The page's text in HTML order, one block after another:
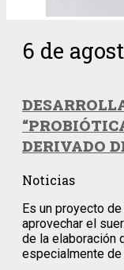
6 de
DERIVADO
Noticias
Es un proyecto
aprovechar el
de la elaboración
especialmente de